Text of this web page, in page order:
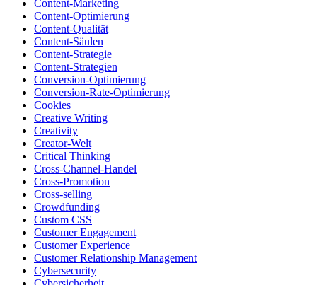
Content-Marketing
Content-Optimierung
Content-Qualität
Content-Säulen
Content-Strategie
Content-Strategien
Conversion-Optimierung
Conversion-Rate-Optimierung
Cookies
Creative Writing
Creativity
Creator-Welt
Critical Thinking
Cross-Channel-Handel
Cross-Promotion
Cross-selling
Crowdfunding
Custom CSS
Customer Engagement
Customer Experience
Customer Relationship Management
Cybersecurity